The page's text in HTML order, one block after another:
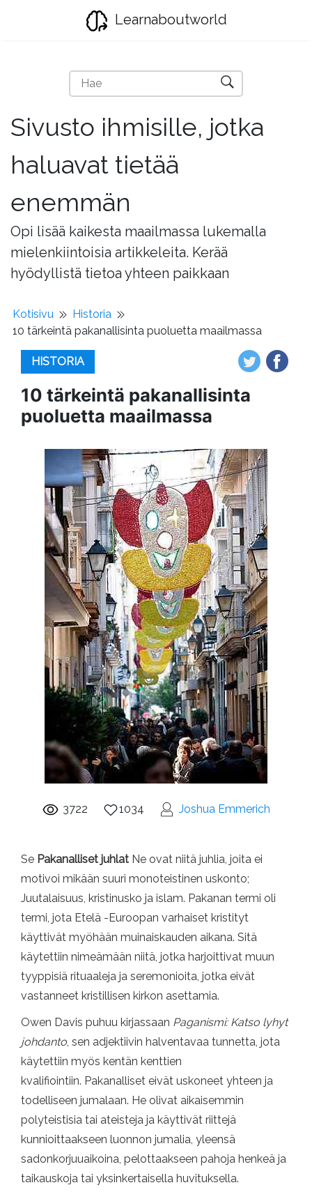
Learnaboutworld
Sivusto ihmisille, jotka
haluavat tietää
enemmän
Opi lisää kaikesta maailmassa lukemalla
mielenkiintoisia artikkeleita. Kerää
hyödyllistä tietoa yhteen paikkaan
Kotisivu
Historia
10 tärkeintä pakanallisinta puoluetta maailmassa
HISTORIA
10 tärkeintä pakanallisinta
puoluetta maailmassa
3722 1034 Joshua Emmerich
Se Pakanalliset juhlat Ne ovat niitä juhlia, joita ei
motivoi mikään suuri monoteistinen uskonto;
Juutalaisuus, kristinusko ja islam. Pakanan termi oli
termi, jota Etelä -Euroopan varhaiset kristityt
käyttivät myöhään muinaiskauden aikana. Sitä
käytettiin nimeämään niitä, jotka harjoittivat muun
tyyppisiä rituaaleja ja seremonioita, jotka eivät
vastanneet kristillisen kirkon asettamia.
Owen Davis puhuu kirjassaan Paganismi: Katso lyhyt
johdanto, sen adjektiivin halventavaa tunnetta, jota
käytettiin myös kentän kenttien
kvalifiointiin. Pakanalliset eivät uskoneet yhteen ja
todelliseen jumalaan. He olivat aikaisemmin
polyteistisia tai ateisteja ja käyttivät riittejä
kunnioittaakseen luonnon jumalia, yleensä
sadonkorjuuaikoina, pelottaakseen pahoja henkeä ja
taikauskoja tai yksinkertaisella huvituksella.